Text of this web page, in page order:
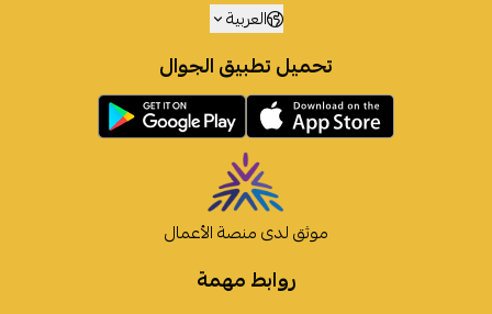
روابط مهمة
العربية
تحميل تطبيق الجوال
موثق لدى منصة الأعمال